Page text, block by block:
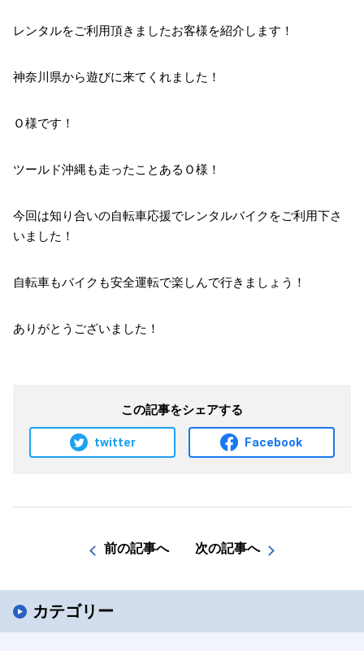
カテゴリー
レンタルをご利用頂きましたお客様を紹介します！
神奈川県から遊びに来てくれました！
Ｏ様です！
ツールド沖縄も走ったことあるＯ様！
今回は知り合いの自転車応援でレンタルバイクをご利用下さ
いました！
自転車もバイクも安全運転で楽しんで行きましょう！
ありがとうございました！
この記事をシェアする
twitter Facebook
前の記事へ 次の記事へ